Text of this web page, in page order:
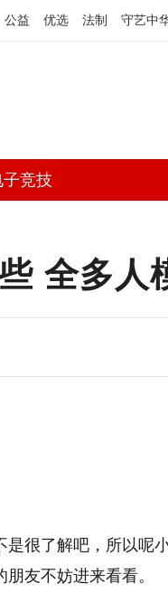
公益 优选 法制 守艺中
子竞技
全多人
很了解吧，所以呢
友不妨进来看看。